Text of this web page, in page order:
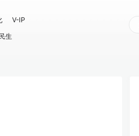
V-IP
生